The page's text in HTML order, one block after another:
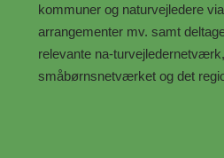
kommuner og naturvejledere
arrangementer mv. samt
relevante na-
småbørnsnetværket og det